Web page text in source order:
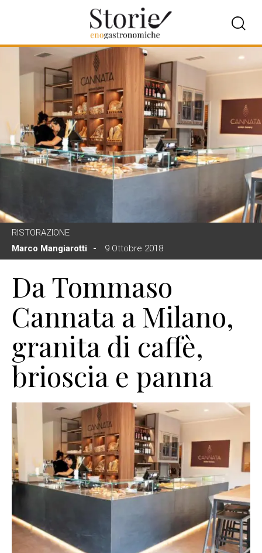
RISTORAZIONE
Marco Mangiarotti
9 Ottobre 2018
Da Tommaso
Cannata a Milano,
granita di caffè,
brioscia e panna